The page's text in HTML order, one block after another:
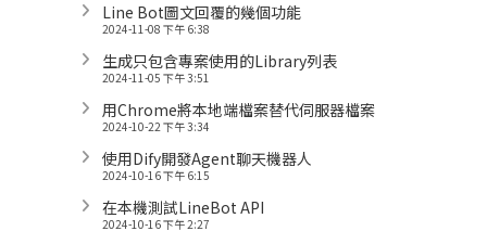
Line Bot圖文回覆的幾個功能
2024-11-08 下午 6:38
生成只包含專案使用的Library列表
2024-11-05 下午 3:51
用Chrome將本地端檔案替代伺服器檔案
2024-10-22 下午 3:34
使用Dify開發Agent聊天機器人
2024-10-16 下午 6:15
在本機測試LineBot API
2024-10-16 下午 2:27